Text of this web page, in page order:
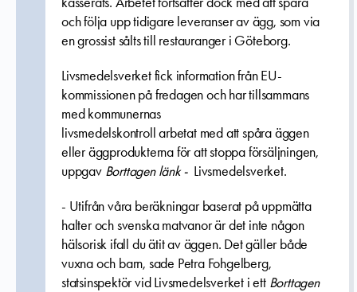
och följa upp tidigare leveranser av ägg, som via
en grossist sålts till restauranger i Göteborg.
Livsmedelsverket fick information från EU-
kommissionen på fredagen och har tillsammans
med kommunernas
livsmedelskontroll arbetat med att spåra äggen
eller äggprodukterna för att stoppa försäljningen,
uppgav Borttagen länk - Livsmedelsverket.
- Utifrån våra beräkningar baserat på uppmätta
halter och svenska matvanor är det inte någon
hälsorisk ifall du ätit av äggen. Det gäller både
vuxna och barn, sade Petra Fohgelberg,
statsinspektör vid Livsmedelsverket i ett Borttagen